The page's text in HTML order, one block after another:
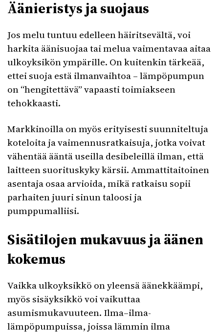
Äänieristys ja suojaus
Jos melu tuntuu edelleen häiritsevältä, voi
harkita äänisuojaa tai melua vaimentavaa aitaa
ulkoyksikön ympärille. On kuitenkin tärkeää,
ettei suoja estä ilmanvaihtoa – lämpöpumpun
on “hengitettävä” vapaasti toimiakseen
tehokkaasti.
Markkinoilla on myös erityisesti suunniteltuja
koteloita ja vaimennusratkaisuja, jotka voivat
vähentää ääntä useilla desibeleillä ilman, että
laitteen suorituskyky kärsii. Ammattitaitoinen
asentaja osaa arvioida, mikä ratkaisu sopii
parhaiten juuri sinun taloosi ja
pumppumalliisi.
Sisätilojen mukavuus ja äänen
kokemus
Vaikka ulkoyksikkö on yleensä äänekkäämpi,
myös sisäyksikkö voi vaikuttaa
asumismukavuuteen. Ilma–ilma-
lämpöpumpuissa, joissa lämmin ilma